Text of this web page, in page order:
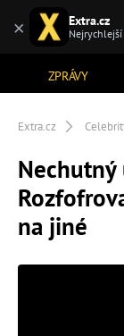
ZPRÁVY
Extra.cz
Nechutný
na jiné
× Extra.cz